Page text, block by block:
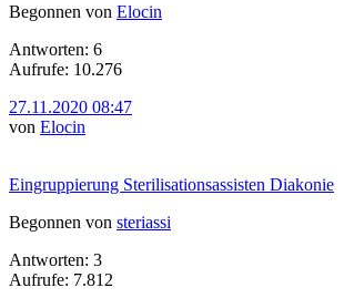
Begonnen von Elocin
Antworten: 6
Aufrufe: 10.276
27.11.2020 08:47
von Elocin
Eingruppierung Sterilisationsassisten Diakonie
Begonnen von steriassi
Antworten: 3
Aufrufe: 7.812